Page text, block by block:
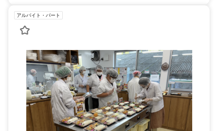
アルバイト・パート